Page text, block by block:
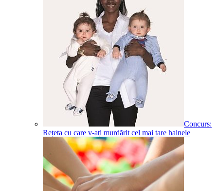
Concurs:
Rețeta cu care v-ați murdărit cel mai tare hainele